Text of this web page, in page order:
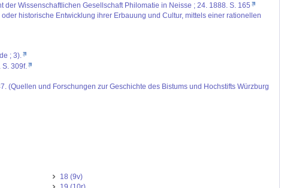
Wissenschaftlichen Gesellschaft Philomatie in Neisse ; 24. 1888. S. 165
historische Entwicklung ihrer Erbauung und Cultur, mittels einer rationellen
; 3).
309f.
(Quellen und Forschungen zur Geschichte des Bistums und Hochstifts Würzburg
18 (9v)